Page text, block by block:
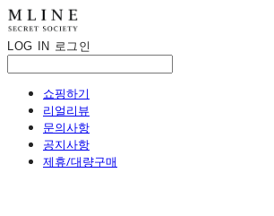
LOG IN 로그인
쇼핑하기
리얼리뷰
문의사항
공지사항
제휴/대량구매